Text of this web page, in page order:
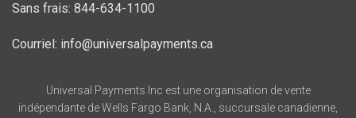
Sans frais: 844-634-1100
Courriel: info@universalpayments.ca
Universal Payments Inc est une organisation de vente
indépendante de Wells Fargo Bank, N.A., succursale canadienne,